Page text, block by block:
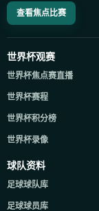
查看焦点比赛
世界杯观赛
世界杯焦点赛直播
世界杯赛程
世界杯积分榜
世界杯录像
球队资料
足球球队库
足球球员库